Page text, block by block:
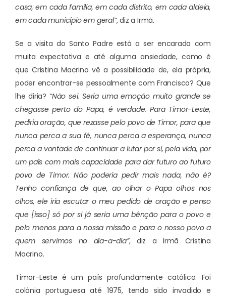
casa, em cada família, em cada distrito, em cada aldeia,
em cada município em geral”, diz a Irmã.
Se a visita do Santo Padre está a ser encarada com
muita expectativa e até alguma ansiedade, como é
que Cristina Macrino vê a possibilidade de, ela própria,
poder encontrar-se pessoalmente com Francisco? Que
lhe diria? “Não sei. Seria uma emoção muito grande se
chegasse perto do Papa, é verdade. Para Timor-Leste,
pediria oração, que rezasse pelo povo de Timor, para que
nunca perca a sua fé, nunca perca a esperança, nunca
perca a vontade de continuar a lutar por si, pela vida, por
um país com mais capacidade para dar futuro ao futuro
povo de Timor. Não poderia pedir mais nada, não é?
Tenho confiança de que, ao olhar o Papa olhos nos
olhos, ele iria escutar o meu pedido de oração e penso
que [isso] só por si já seria uma bênção para o povo e
pelo menos para a nossa missão e para o nosso povo a
quem servimos no dia-a-dia”, diz a Irmã Cristina
Macrino.
Timor-Leste é um país profundamente católico. Foi
colónia portuguesa até 1975, tendo sido invadido e